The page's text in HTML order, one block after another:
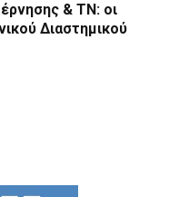
& ΤΝ: οι
Διαστημικού